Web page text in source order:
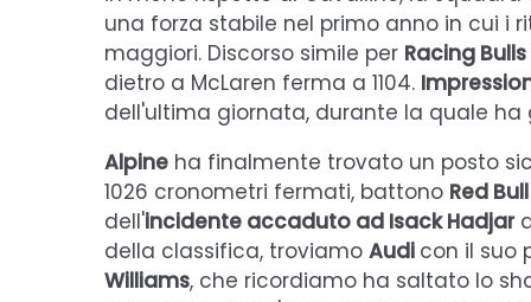
una forza stabile nel primo anno in cui i
maggiori. Discorso simile per Racing Bulls
dietro a McLaren ferma a 1104.
dell'ultima giornata, durante la quale ha
Alpine ha finalmente trovato un posto
1026 cronometri fermati, battono Red Bull
dell'incidente accaduto ad Isack Hadjar
della classifica, troviamo Audi con il suo
Williams, che ricordiamo ha saltato lo